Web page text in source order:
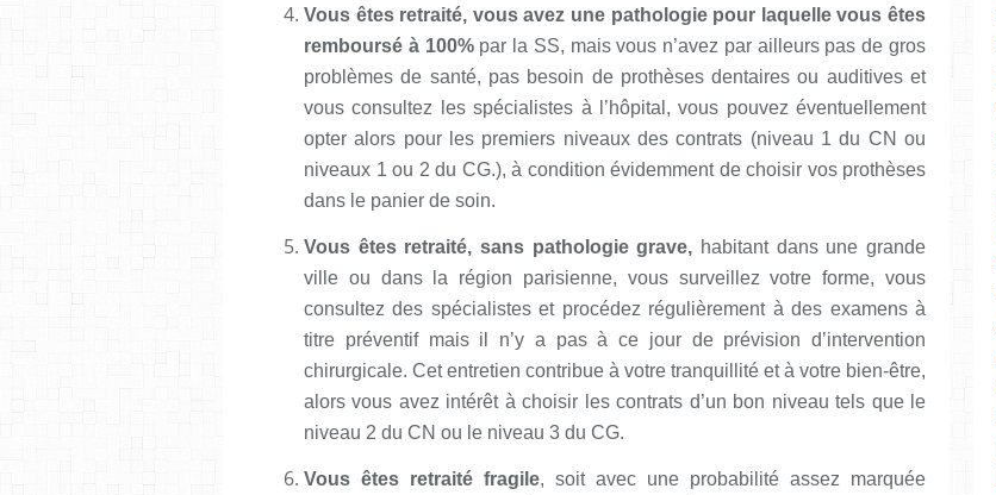
Vous êtes retraité, vous avez une pathologie pour laquelle vous êtes
remboursé à 100%par la SS, mais vous n’avez par ailleurs pas de gros
problèmes de santé, pas besoin de prothèses dentaires ou auditives et
vous consultez les spécialistes à l’hôpital, vous pouvez éventuellement
opter alors pour les premiers niveaux des contrats (niveau 1 du CN ou
niveaux 1 ou 2 du CG.), à condition évidemment de choisir vos prothèses
dans le panier de soin.
Vous êtes retraité, sans pathologie grave, habitant dans une grande
ville ou dans la région parisienne, vous surveillez votre forme, vous
consultez des spécialistes et procédez régulièrement à des examens à
titre préventif mais il n’y a pas à ce jour de prévision d’intervention
chirurgicale. Cet entretien contribue à votre tranquillité et à votre bien-être,
alors vous avez intérêt à choisir les contrats d’un bon niveau tels que le
niveau 2 du CN ou le niveau 3 du CG.
Vous êtes retraité fragile, soit avec une probabilité assez marquée